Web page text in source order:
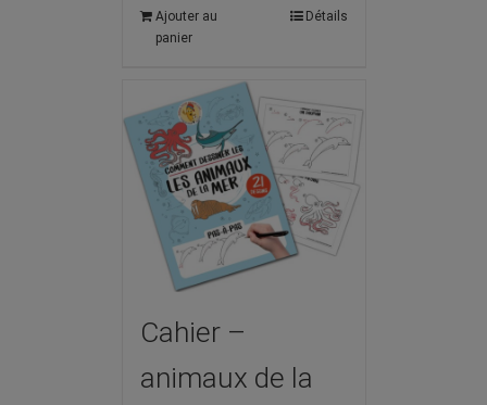
Ajouter au
panier
Détails
Cahier –
animaux de la